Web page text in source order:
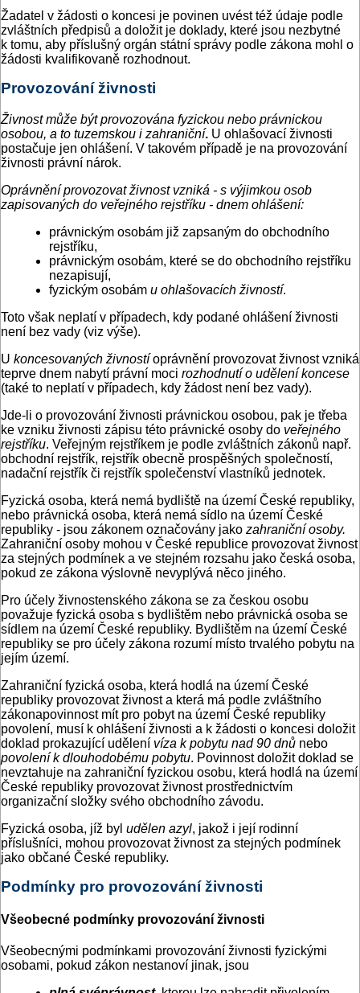
Žadatel v žádosti o koncesi je povinen uvést též údaje podle
zvláštních předpisů a doložit je doklady, které jsou nezbytné
k tomu, aby příslušný orgán státní správy podle zákona mohl o
žádosti kvalifikovaně rozhodnout.
Provozování živnosti
Živnost může být provozována fyzickou nebo právnickou
osobou, a to tuzemskou i zahraniční. U ohlašovací živnosti
postačuje jen ohlášení. V takovém případě je na provozování
živnosti právní nárok.
Oprávnění provozovat živnostvzniká - s výjimkou osob
zapisovaných do veřejného rejstříku - dnem ohlášení:
právnickým osobám již zapsaným do obchodního
rejstříku,
právnickým osobám, které se do obchodního rejstříku
nezapisují,
fyzickým osobám u ohlašovacích živností.
Toto však neplatí v případech, kdy podané ohlášení živnosti
není bez vady (viz výše).
U koncesovaných živnostíoprávnění provozovat živnost vzniká
teprve dnem nabytí právní moci rozhodnutí o udělení koncese
(také to neplatí v případech, kdy žádost není bez vady).
Jde-li o provozování živnosti právnickou osobou, pak je třeba
ke vzniku živnosti zápisu této právnické osoby do veřejného
rejstříku. Veřejným rejstříkem je podle zvláštních zákonů např.
obchodní rejstřík, rejstřík obecně prospěšných společností,
nadační rejstřík či rejstřík společenství vlastníků jednotek.
Fyzická osoba, která nemá bydliště na území České republiky,
nebo právnická osoba, která nemá sídlo na území České
republiky - jsou zákonem označovány jako zahraniční osoby.
Zahraniční osoby mohou v České republice provozovat živnost
za stejných podmínek a ve stejném rozsahu jako česká osoba,
pokud ze zákona výslovně nevyplývá něco jiného.
Pro účely živnostenského zákona se za českou osobu
považuje fyzická osoba s bydlištěm nebo právnická osoba se
sídlem na území České republiky. Bydlištěm na území České
republiky se pro účely zákona rozumí místo trvalého pobytu na
jejím území.
Zahraniční fyzická osoba, která hodlá na území České
republiky provozovat živnost a která má podle zvláštního
zákonapovinnost mít pro pobyt na území České republiky
povolení, musí k ohlášení živnosti a k žádosti o koncesi doložit
doklad prokazující udělení víza k pobytu nad 90 dnů nebo
povolení k dlouhodobému pobytu. Povinnost doložit doklad se
nevztahuje na zahraniční fyzickou osobu, která hodlá na území
České republiky provozovat živnost prostřednictvím
organizační složky svého obchodního závodu.
Fyzická osoba, jíž byl udělen azyl, jakož i její rodinní
příslušníci, mohou provozovat živnost za stejných podmínek
jako občané České republiky.
Podmínky pro provozování živnosti
Všeobecné podmínky provozování živnosti
Všeobecnými podmínkami provozování živnosti fyzickými
osobami, pokud zákon nestanoví jinak, jsou